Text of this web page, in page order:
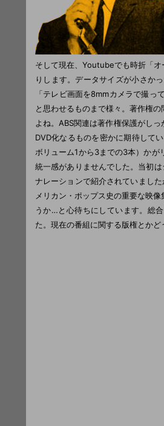
そして現在、Youtubeでも時折「
りします。データサイズが小さか
「テレビ画面を8mmカメラで撮
と思わせるものまで様々。著作権
よね。ABS関連は著作権保護がし
DVD化なるものを密かに期待して
ボリューム1から3までの3本）か
統一感がありませんでした。当初
ナレーションで紹介されていまし
メリカン・ポップス史の重要な映
うか…と心待ちにしています。総
た。現在の番組に関する版権とか